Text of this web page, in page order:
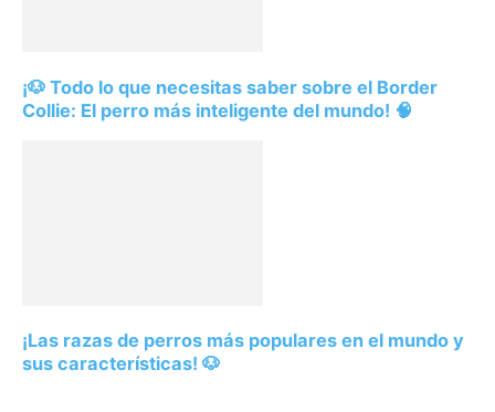
¡🐶 Todo lo que necesitas saber sobre el Border
Collie: El perro más inteligente del mundo! 🧠
¡Las razas de perros más populares en el mundo y
sus características! 🐶